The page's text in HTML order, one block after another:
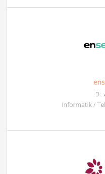
Informatik /